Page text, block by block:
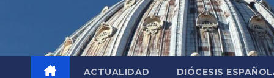
ACTUALIDAD DIÓCESIS